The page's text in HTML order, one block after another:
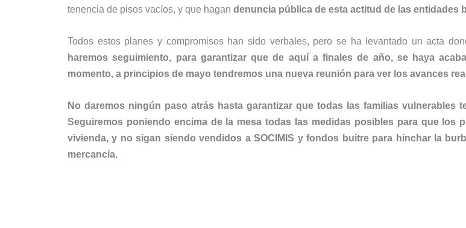
tenencia de pisos vacíos, y que hagan denuncia pública de esta actitud de las entidades
Todos estos planes y compromisos han sido verbales, pero se ha levantado un acta
haremos seguimiento, para garantizar que de aquí a finales de año, se haya
momento, a principios de mayo tendremos una nueva reunión para ver los avances
No daremos ningún paso atrás hasta garantizar que todas las familias
Seguiremos poniendo encima de la mesa todas las medidas posibles para que los
vivienda, y no sigan siendo vendidos a SOCIMIS y fondos buitre para hinchar la
mercancía.